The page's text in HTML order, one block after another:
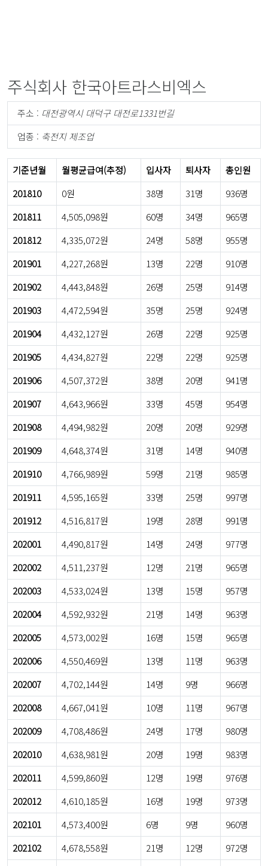
주식회사 한국아트라스비엑스
주소 : 대전광역시 대덕구 대전로1331번길
업종 : 축전지 제조업
기준년월 월평균급여(추정) 입사자 퇴사자
총인원
201810
0원 38명 31명
936명
201811
4,505,098원 60명 34명
965명
201812
4,335,072원 24명 58명
955명
201901
4,227,268원 13명 22명
910명
201902
4,443,848원 26명 25명
914명
201903
4,472,594원 35명 25명
924명
201904
4,432,127원 26명 22명
925명
201905
4,434,827원 22명 22명
925명
201906
4,507,372원 38명 20명
941명
201907
4,643,966원 33명 45명
954명
201908
4,494,982원 20명 20명
929명
201909
4,648,374원 31명 14명
940명
201910
4,766,989원 59명 21명
985명
201911
4,595,165원 33명 25명
997명
201912
4,516,817원 19명 28명
991명
202001
4,490,817원 14명 24명
977명
202002
4,511,237원 12명 21명
965명
202003
4,533,024원 13명 15명
957명
202004
4,592,932원 21명 14명
963명
202005
4,573,002원 16명 15명
965명
202006
4,550,469원 13명 11명
963명
202007
4,702,144원 14명 9명
966명
202008
4,667,041원 10명 11명
967명
202009
4,708,486원 24명 17명
980명
202010
4,638,981원 20명 19명
983명
202011
4,599,860원 12명 19명
976명
202012
4,610,185원 16명 19명
973명
202101
4,573,400원 6명 9명
960명
202102
4,678,558원 21명 12명
972명